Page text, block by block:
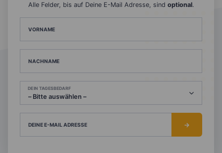
Alle Felder, bis auf Deine E-Mail Adresse, sind optional.
VORNAME
NACHNAME
DEIN TAGESBEDARF
DEINE E-MAIL ADRESSE